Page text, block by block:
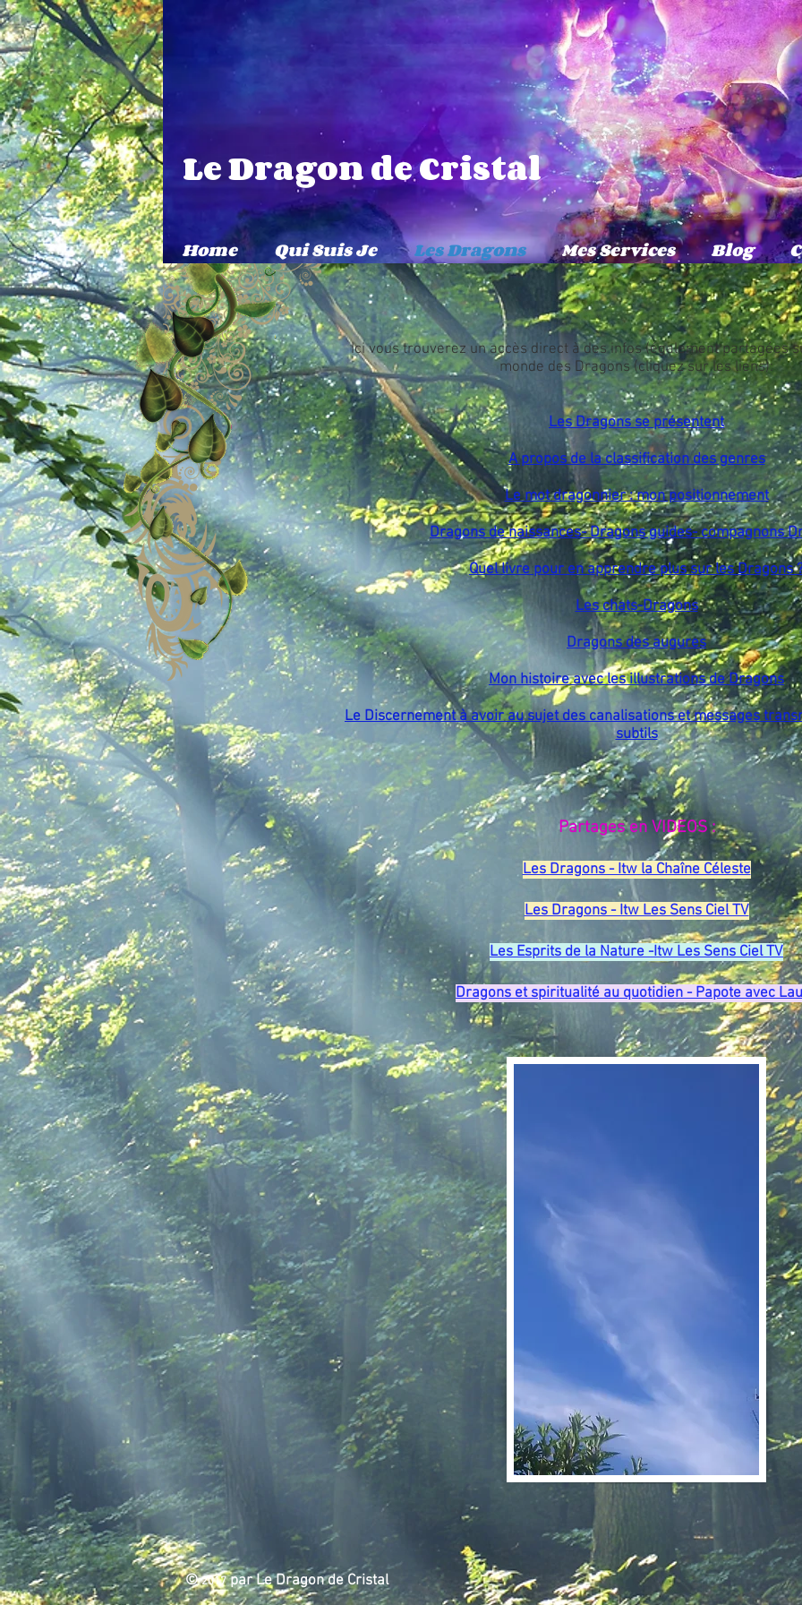
Le Dragon de Cristal
Home Qui Suis Je Les Dragons Mes Services Blog
Ici vous trouverez un accès direct à des infos (également partagées
monde des Dragons (cliquez sur les liens):
Les Dragons se présentent
A propos de la classification des genres
Le mot dragonnier : mon positionnement
Dragons de naissances- Dragons guides- compagnons
Quel livre pour en apprendre plus sur les Dragons
Les chats-Dragons
Dragons des augures
Mon histoire avec les illustrations de Dragons
Le Discernement à avoir au sujet des canalisations et messages
subtils
Partages en VIDEOS :
Les Dragons - Itw la Chaîne Céleste
Les Dragons - Itw Les Sens Ciel TV
Les Esprits de la Nature -Itw Les Sens Ciel TV
Dragons et spiritualité au quotidien - Papote avec
©2017par Le Dragon de Cristal